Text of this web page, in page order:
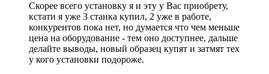
Скорее всего установку я и эту у Вас приобрету,
кстати я уже 3 станка купил, 2 уже в работе,
конкурентов пока нет, но думается что чем меньше
цена на оборудование - тем оно доступнее, дальше
делайте выводы, новый образец купят и затмят тех
у кого установки подороже.